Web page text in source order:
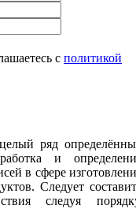
с политикой
ряд
и
в сфере
Следует
следуя